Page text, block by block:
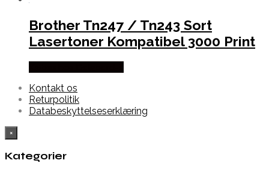
Brother Tn247 / Tn243 Sort
Lasertoner Kompatibel 3000 Print
Kontakt os
Returpolitik
Databeskyttelseserklæring
×
Kategorier